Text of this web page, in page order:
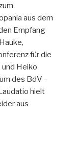
aus dem
Empfang
für die
Heiko
des BdV –
hielt
aus